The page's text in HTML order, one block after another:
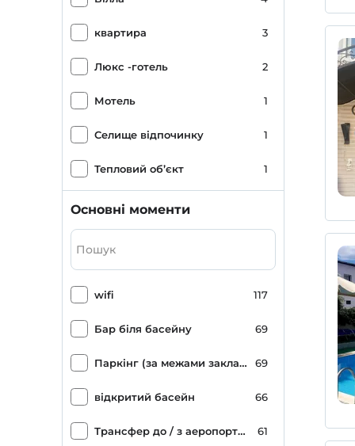
Ізольоване все включено 1
1
квартира 3
Люкс -готель 2
Мотель 1
Селище відпочинку 1
Тепловий об’єкт 1
Основні моменти
wifi 117
Бар біля басейну 69
Паркінг (за межами закладу) 69
відкритий басейн 66
Трансфер до / з аеропорту (платний) 61